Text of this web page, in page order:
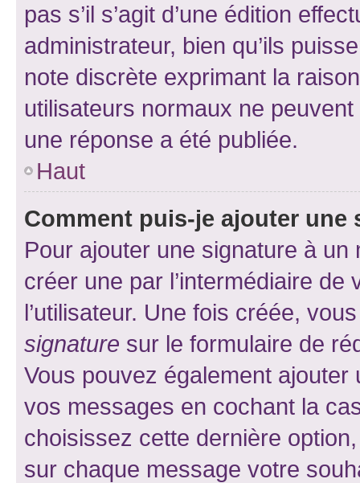
pas s’il s’agit d’une édition
administrateur, bien qu’ils
note discrète exprimant la
utilisateurs normaux ne
une réponse a été publiée.
Haut
Comment puis-je ajouter une
Pour ajouter une signature à un
créer une par l’intermédiaire
l’utilisateur. Une fois créée,
signature sur le formulaire de
Vous pouvez également
vos messages en cochant la
choisissez cette dernière
sur chaque message votre